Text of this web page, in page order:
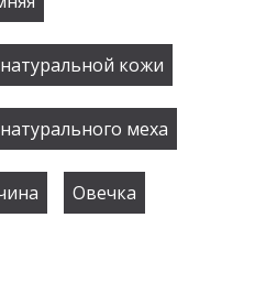
кожи
меха
Овечка